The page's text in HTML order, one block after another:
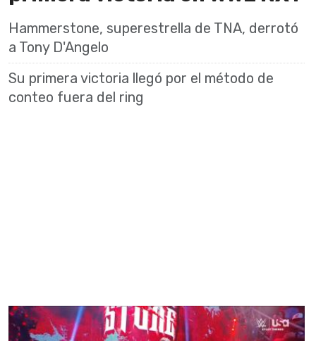
Hammerstone, superestrella de TNA, derrotó
a Tony D'Angelo
Su primera victoria llegó por el método de
conteo fuera del ring